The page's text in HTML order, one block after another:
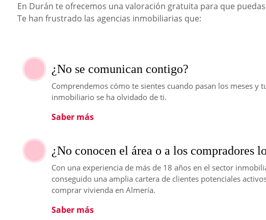
En Durán te ofrecemos una valoración gratuita para que
Te han frustrado las agencias inmobiliarias que:
¿No se comunican contigo?
Comprendemos cómo te sientes cuando pasan los meses y
inmobiliario se ha olvidado de ti.
Saber más
¿No conocen el área o a los compradores
Con una experiencia de más de 18 años en el sector
conseguido una amplia cartera de clientes potenciales
comprar vivienda en Almería.
Saber más